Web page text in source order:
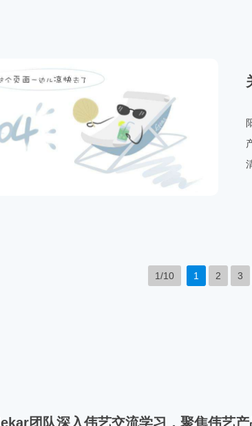
1/10 1 2 3
lekar团队深入伟艺交流学习，聚焦伟艺